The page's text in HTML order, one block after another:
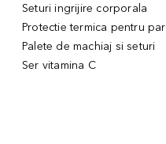
Seturi ingrijire corporala
Protectie termica pentru par
Palete de machiaj si seturi
Ser vitamina C